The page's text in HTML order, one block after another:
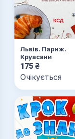
Львів. Париж.
Круасани
175 ₴
Очікується